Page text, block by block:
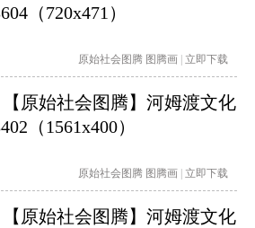
（720x471）
原始社会图腾 图腾画 立即下载
【原始社会图腾】河姆渡文化
（1561x400）
原始社会图腾 图腾画 立即下载
【原始社会图腾】河姆渡文化